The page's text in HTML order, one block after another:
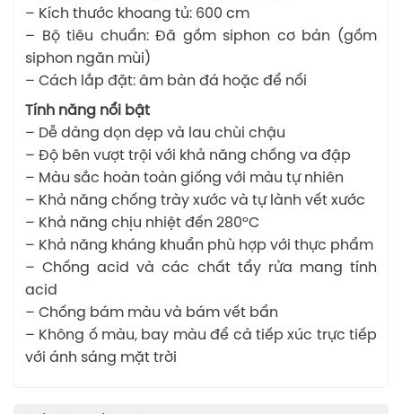
– Kích thước khoang tủ: 600 cm
– Bộ tiêu chuẩn: Đã gồm siphon cơ bản (gồm
siphon ngăn mùi)
– Cách lắp đặt: âm bàn đá hoặc để nổi
Tính năng nổi bật
– Dễ dàng dọn dẹp và lau chùi chậu
– Độ bên vượt trội với khả năng chống va đập
– Màu sắc hoàn toàn giống với màu tự nhiên
– Khả năng chống trày xước và tự lành vết xước
– Khả năng chịu nhiệt đến 280ºC
– Khả năng kháng khuẩn phù hợp với thực phẩm
– Chống acid và các chất tẩy rửa mang tính
acid
– Chống bám màu và bám vết bẩn
– Không ố màu, bay màu để cả tiếp xúc trực tiếp
với ánh sáng mặt trời